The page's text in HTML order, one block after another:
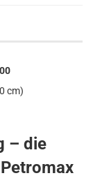
cm)
– die